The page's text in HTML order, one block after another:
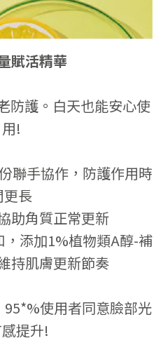
賦活精華
防護。白天也能安心使
用!
聯手協作，防護作用時
更長
助角質正常更新
添加1%植物類A醇-補
持肌膚更新節奏
使用者同意臉部光
提升!